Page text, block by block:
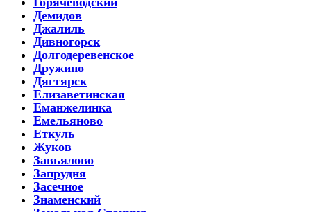
Демидов
Джалиль
Дивногорск
Долгодеревенское
Дружино
Дягтярск
Елизаветинская
Еманжелинка
Емельяново
Еткуль
Жуков
Завьялово
Запрудня
Засечное
Знаменский